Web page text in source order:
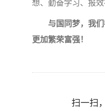
想、勤奋学习、报效
与国同梦，我
更加繁荣富强！
扫一扫